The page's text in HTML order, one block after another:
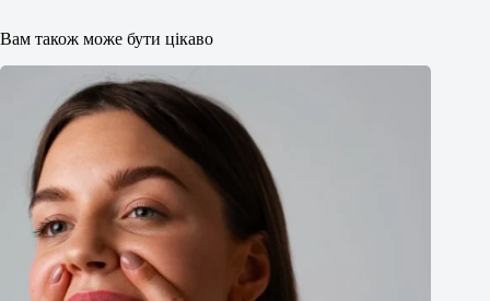
Вам також може бути цікаво